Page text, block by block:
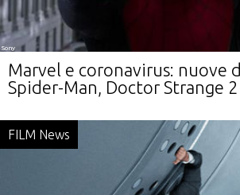
Sony
Marvel e coronavirus: nuove
Spider-Man, Doctor Strange
FILM News